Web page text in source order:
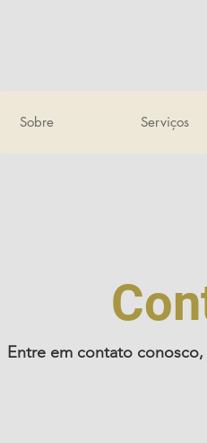
Sobre Serviços
Entre em contato